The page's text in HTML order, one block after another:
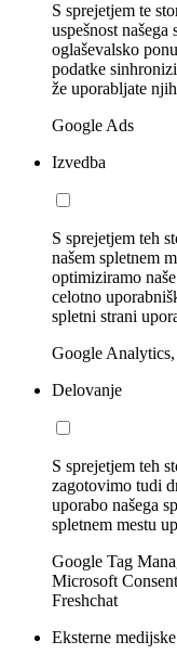
S sprejetjem te
uspešnost
oglaševalsko
podatke
že uporabljate
Google Ads
Izvedba
S sprejetjem teh
našem spletnem
optimiziramo
celotno
spletni strani
Google
Delovanje
S sprejetjem teh
zagotovimo tudi
uporabo našega
spletnem mestu
Google Tag
Microsoft
Freshchat
Eksterne